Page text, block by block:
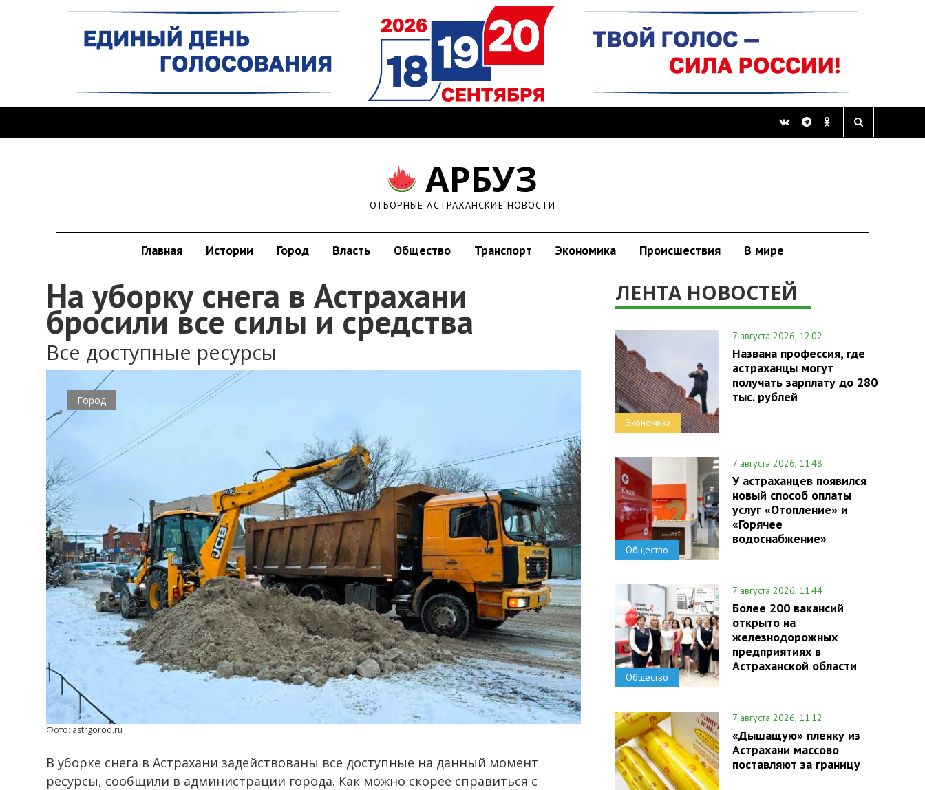
АРБУЗ
ОТБОРНЫЕ АСТРАХАНСКИЕ НОВОСТИ
Главная Истории Город Власть Общество Транспорт Экономика Происшествия В мире
На уборку снега в Астрахани
бросили все силы и средства
Все доступные ресурсы
Город
Фото: astrgorod.ru
В уборке снега в Астрахани задействованы все доступные на данный момент
ресурсы, сообщили в администрации города. Как можно скорее справиться с
ЛЕНТА НОВОСТЕЙ
Экономика
7 августа 2026, 12:02
Названа профессия, где
астраханцы могут
получать зарплату до 280
тыс. рублей
Общество
7 августа 2026, 11:48
У астраханцев появился
новый способ оплаты
услуг «Отопление» и
«Горячее
водоснабжение»
Общество
7 августа 2026, 11:44
Более 200 вакансий
открыто на
железнодорожных
предприятиях в
Астраханской области
7 августа 2026, 11:12
«Дышащую» пленку из
Астрахани массово
поставляют за границу